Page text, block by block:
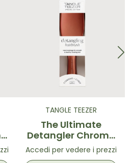
TANGLE TEEZER
The Ultimate
Detangler Chrome
Chocolate Bronze-
Spazzola
Accedi per vedere i prezzi